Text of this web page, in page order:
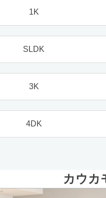
1K
SLDK
3K
4DK
カウカ